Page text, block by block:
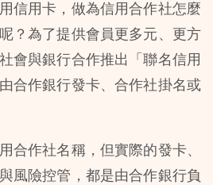
信用卡，做為信用合作社怎麼
？為了提供會員更多元、更方
會與銀行合作推出「聯名信用
合作銀行發卡、合作社掛名或
合作社名稱，但實際的發卡、
風險控管，都是由合作銀行負